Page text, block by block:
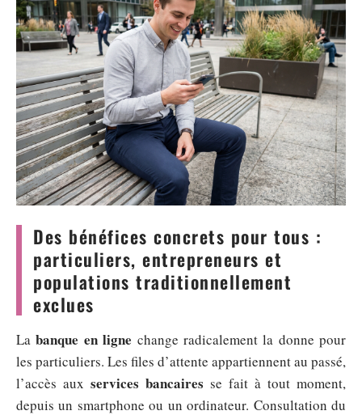
Des bénéfices concrets pour tous :
particuliers, entrepreneurs et
populations traditionnellement
exclues
Labanque en ligne change radicalement la donne pour
les particuliers. Les files d’attente appartiennent au passé,
l’accès aux services bancaires se fait à tout moment,
depuis un smartphone ou un ordinateur. Consultation du